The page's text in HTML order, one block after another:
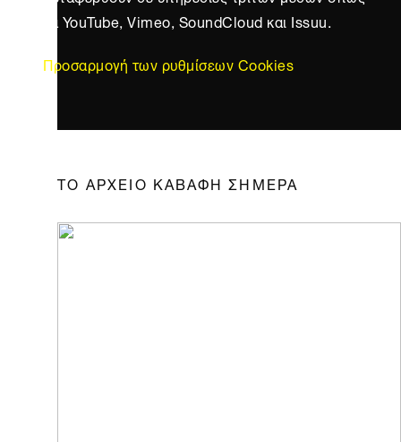
τα YouTube, Vimeo, SoundCloud και Issuu.
Προσαρμογή των ρυθμίσεων Cookies
ΤΟ ΑΡΧΕΙΟ ΚΑΒΑΦΗ ΣΗΜΕΡΑ